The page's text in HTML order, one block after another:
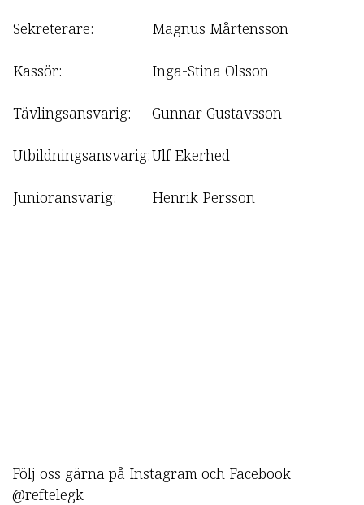
Sekreterare: Magnus Mårtensson
Kassör: Inga-Stina Olsson
Tävlingsansvarig: Gunnar Gustavsson
Utbildningsansvarig:Ulf Ekerhed
Junioransvarig: Henrik Persson
Följ oss gärna på Instagram och Facebook
@reftelegk